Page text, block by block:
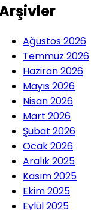
Ağustos 2026
Temmuz 2026
Haziran 2026
Mayıs 2026
Nisan 2026
Mart 2026
Şubat 2026
Ocak 2026
Aralık 2025
Kasım 2025
Ekim 2025
Eylül 2025